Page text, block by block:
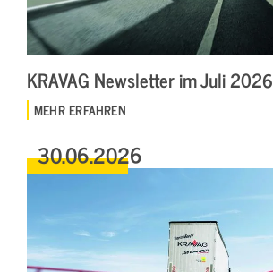
KRAVAG Newsletter im Juli 2026
MEHR ERFAHREN
30.06.2026